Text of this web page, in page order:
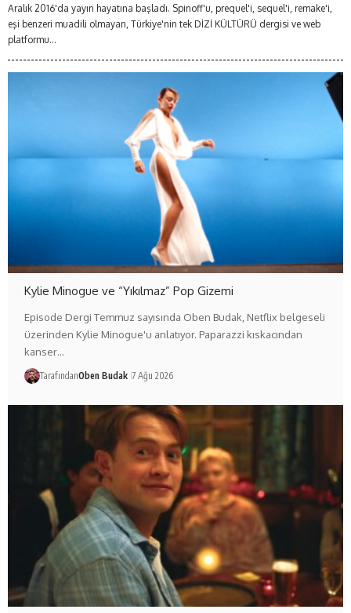
Aralık 2016'da yayın hayatına başladı. Spinoff'u, prequel'i, sequel'i, remake'i,
eşi benzeri muadili olmayan, Türkiye'nin tek DİZİ KÜLTÜRÜ dergisi ve web
platformu...
Kylie Minogue ve “Yıkılmaz” Pop Gizemi
Episode Dergi Temmuz sayısında Oben Budak, Netflix belgeseli
üzerinden Kylie Minogue'u anlatıyor. Paparazzi kıskacından
kanser…
TarafındanOben Budak 7 Ağu 2026